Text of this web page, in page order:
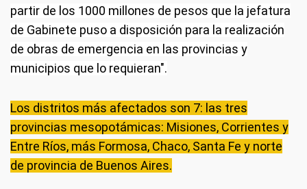
partir de los 1000 millones de pesos que la jefatura
de Gabinete puso a disposición para la realización
de obras de emergencia en las provincias y
municipios que lo requieran".
Los distritos más afectados son 7: las tres
provincias mesopotámicas: Misiones, Corrientes y
Entre Ríos, más Formosa, Chaco, Santa Fe y norte
de provincia de Buenos Aires.